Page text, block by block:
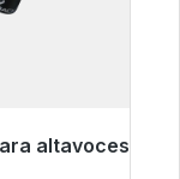
altavoces
de entrega